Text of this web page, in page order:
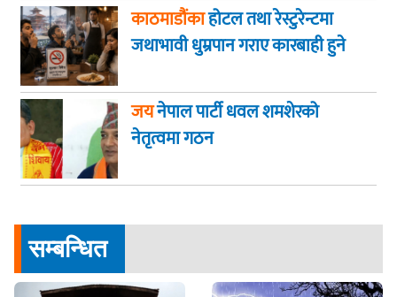
काठमाडौंकाहोटल तथा रेस्टुरेन्टमा
जथाभावी धुम्रपान गराए कारबाही हुने
जयनेपाल पार्टी धवल शमशेरको
नेतृत्वमा गठन
सम्बन्धित